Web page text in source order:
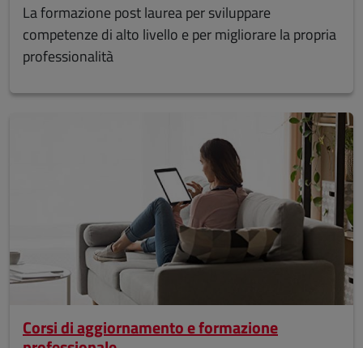
La formazione post laurea per sviluppare
competenze di alto livello e per migliorare la propria
professionalità
Corsi di aggiornamento e formazione